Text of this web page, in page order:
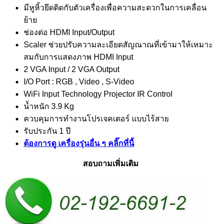
มีหูหิ้วยึดติดกับตัวเครื่องเพื่อความสะดวกในการเคลื่อน
ย้าย
ช่องต่อ HDMI Input/Output
Scaler ช่วยปรับความละเอียดสัญณาณที่เข้ามาให้เหมาะ
สมกับการแสดงภาพ HDMI Input
2 VGA Input / 2 VGA Output
I/O Port : RGB , Video , S-Video
WiFi Input Technology Projector IR Control
น้ำหนัก 3.9 Kg
ควบคุมการทำงานโปรเจคเตอร์ แบบไร้สาย
รับประกัน 1 ปี
ต้องการดู เครื่องรุ่นอื่น ๆ คลิ๊กที่นี้
สอบถามเพิ่มเติม